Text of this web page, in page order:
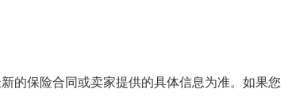
的保险合同或卖家提供的具体信息为准。如果您